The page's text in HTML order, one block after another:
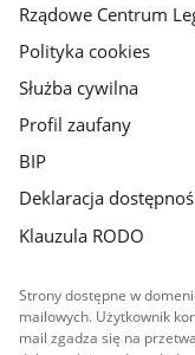
Rządowe Centrum
Polityka cookies
Służba cywilna
Profil zaufany
BIP
Deklaracja
Klauzula RODO
Strony dostępne w
mailowych. Użytkownik
mail zgadza się na